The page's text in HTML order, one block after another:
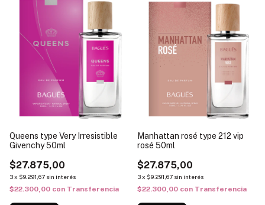
Queens type Very Irresistible
Givenchy 50ml
$27.875,00
3x $9.291,67 sin interés
$22.300,00 con Transferencia
Manhattan rosé type 212 vip
rosé 50ml
$27.875,00
3x $9.291,67 sin interés
$22.300,00 con Transferencia